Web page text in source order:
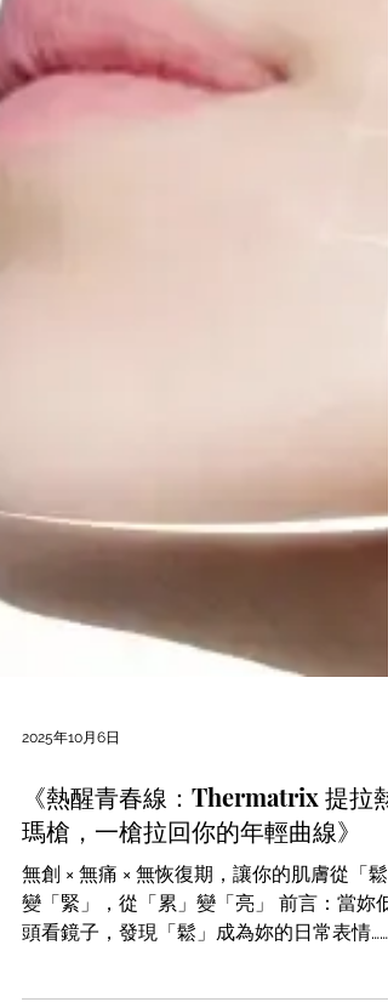
光滑、有感自信。 🔬 原理揭秘｜如何讓背部
「由內而外」亮起來？ 🔹 Plamode 黑金鋼
華：用智慧修復，重現背部水光肌 Plamode
是一種高濃度黑金鋼胜肽導入精華，具有
2025年10月6日
《熱醒青春線：Thermatrix 提拉熱
瑪槍，一槍拉回你的年輕曲線》
無創 × 無痛 × 無恢復期，讓你的肌膚從「鬆